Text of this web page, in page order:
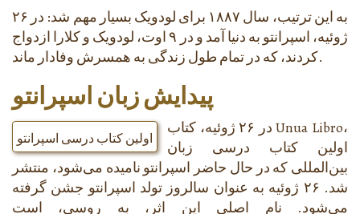
به این ترتیب، سال ۱۸۸۷ برای لودویک بسیار مهم شد: در ۲۶
ژوئیه، اسپرانتو به دنیا آمد و در ۹ اوت، لودویک و کلارا ازدواج
کردند، که در تمام طول زندگی به همسرش وفادار ماند.
پیدایش زبان اسپرانتو
اولین کتاب درسی اسپرانتو
در ۲۶ ژوئیه، کتاب Unua Libro،
اولین کتاب درسی زبان
بین‌المللی که در حال حاضر اسپرانتو نامیده می‌شود، منتشر
شد. ۲۶ ژوئیه به عنوان سالروز تولد اسپرانتو جشن گرفته
می‌شود. نام اصلی این اثر، به روسی، است